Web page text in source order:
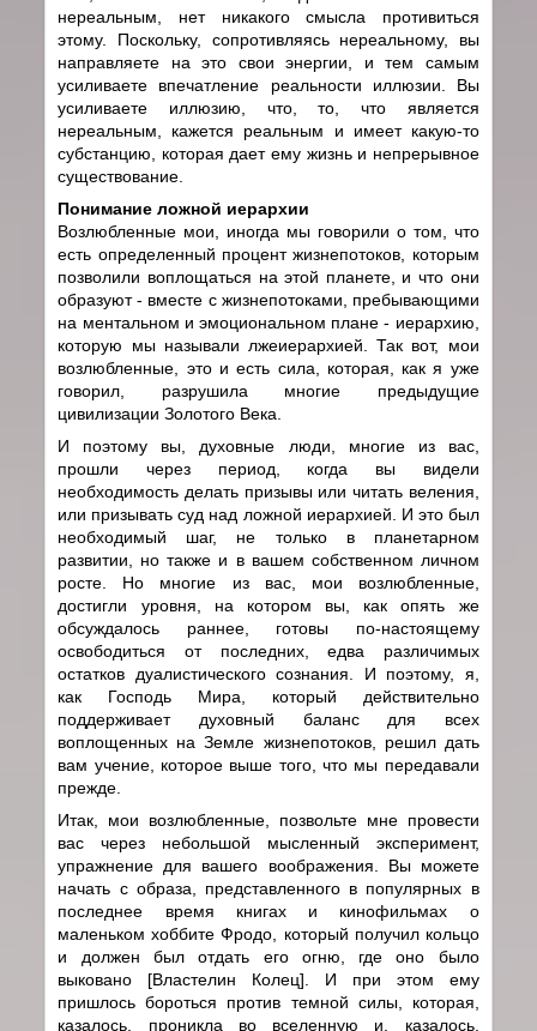
нереальным, нет никакого смысла противиться
этому. Поскольку, сопротивляясь нереальному, вы
направляете на это свои энергии, и тем самым
усиливаете впечатление реальности иллюзии. Вы
усиливаете иллюзию, что, то, что является
нереальным, кажется реальным и имеет какую-то
субстанцию, которая дает ему жизнь и непрерывное
существование.
Понимание ложной иерархии
Возлюбленные мои, иногда мы говорили о том, что
есть определенный процент жизнепотоков, которым
позволили воплощаться на этой планете, и что они
образуют - вместе с жизнепотоками, пребывающими
на ментальном и эмоциональном плане - иерархию,
которую мы называли лжеиерархией. Так вот, мои
возлюбленные, это и есть сила, которая, как я уже
говорил, разрушила многие предыдущие
цивилизации Золотого Века.
И поэтому вы, духовные люди, многие из вас,
прошли через период, когда вы видели
необходимость делать призывы или читать веления,
или призывать суд над ложной иерархией. И это был
необходимый шаг, не только в планетарном
развитии, но также и в вашем собственном личном
росте. Но многие из вас, мои возлюбленные,
достигли уровня, на котором вы, как опять же
обсуждалось раннее, готовы по-настоящему
освободиться от последних, едва различимых
остатков дуалистического сознания. И поэтому, я,
как Господь Мира, который действительно
поддерживает духовный баланс для всех
воплощенных на Земле жизнепотоков, решил дать
вам учение, которое выше того, что мы передавали
прежде.
Итак, мои возлюбленные, позвольте мне провести
вас через небольшой мысленный эксперимент,
упражнение для вашего воображения. Вы можете
начать с образа, представленного в популярных в
последнее время книгах и кинофильмах о
маленьком хоббите Фродо, который получил кольцо
и должен был отдать его огню, где оно было
выковано [Властелин Колец]. И при этом ему
пришлось бороться против темной силы, которая,
казалось, проникла во вселенную и, казалось,